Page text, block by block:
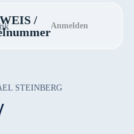
/
Anmelden
STEINBERG